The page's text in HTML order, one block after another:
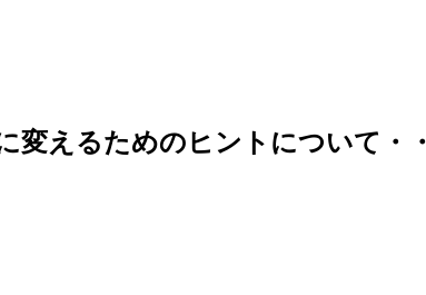
変えるためのヒントについて・